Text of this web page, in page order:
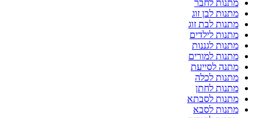
מתנות לחבר
מתנות לבן זוג
מתנות לבת זוג
מתנות לילדים
מתנות לגננות
מתנות למורים
מתנה לסייעת
מתנות לכלה
מתנות לחתן
מתנות לסבתא
מתנות לסבא